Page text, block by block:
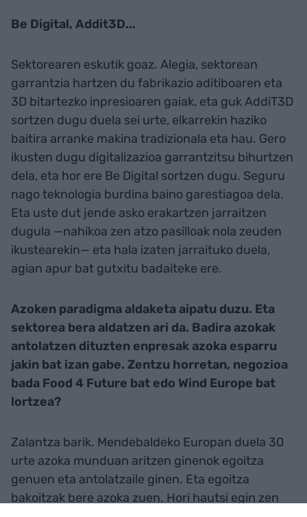
Be Digital, Addit3D...
Sektorearen eskutik goaz. Alegia, sektorean
garrantzia hartzen du fabrikazio aditiboaren eta
3D bitartezko inpresioaren gaiak, eta guk AddiT3D
sortzen dugu duela sei urte, elkarrekin haziko
baitira arranke makina tradizionala eta hau. Gero
ikusten dugu digitalizazioa garrantzitsu bihurtzen
dela, eta hor ere Be Digital sortzen dugu. Seguru
nago teknologia burdina baino garestiagoa dela.
Eta uste dut jende asko erakartzen jarraitzen
dugula —nahikoa zen atzo pasilloak nola zeuden
ikustearekin— eta hala izaten jarraituko duela,
agian apur bat gutxitu badaiteke ere.
Azoken paradigma aldaketa aipatu duzu. Eta
sektorea bera aldatzen ari da. Badira azokak
antolatzen dituzten enpresak azoka esparru
jakin bat izan gabe. Zentzu horretan, negozioa
bada Food 4 Future bat edo Wind Europe bat
lortzea?
Zalantza barik. Mendebaldeko Europan duela 30
urte azoka munduan aritzen ginenok egoitza
genuen eta antolatzaile ginen. Eta egoitza
bakoitzak bere azoka zuen. Hori hautsi egin zen